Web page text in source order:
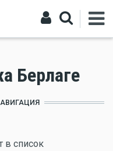
Берлаге
в список